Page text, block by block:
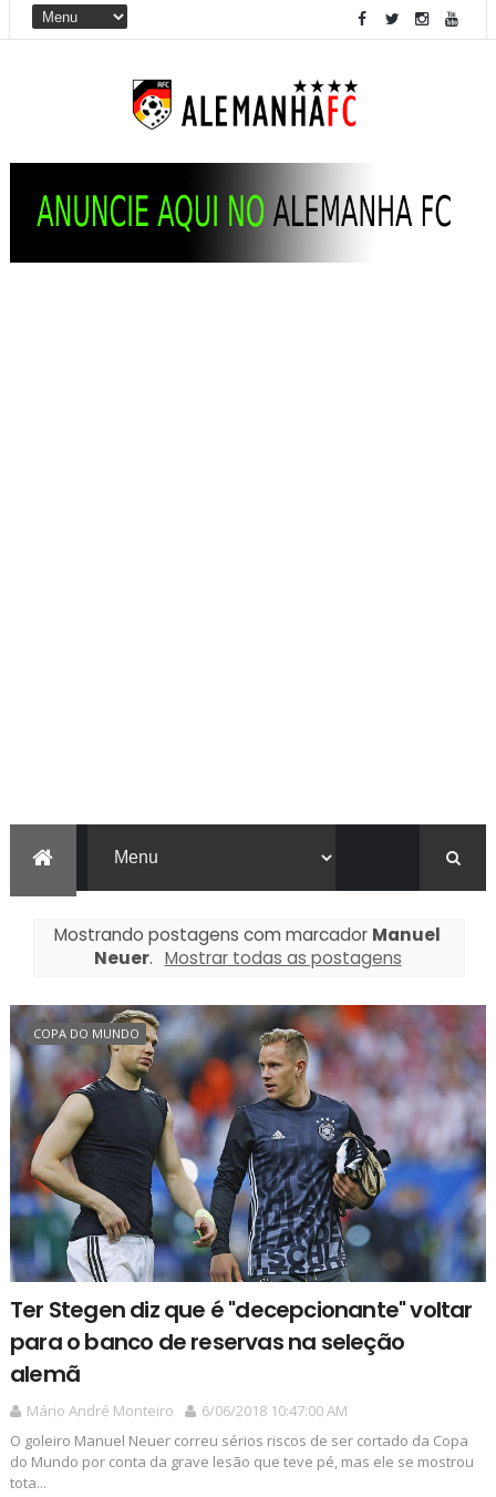
Mostrando postagens com marcador Manuel
Neuer. Mostrar todas as postagens
COPA DO MUNDO
Ter Stegen diz que é "decepcionante" voltar
para o banco de reservas na seleção
alemã
Mário André Monteiro
6/06/2018 10:47:00 AM
O goleiro Manuel Neuer correu sérios riscos de ser cortado da Copa
do Mundo por conta da grave lesão que teve pé, mas ele se mostrou
tota...